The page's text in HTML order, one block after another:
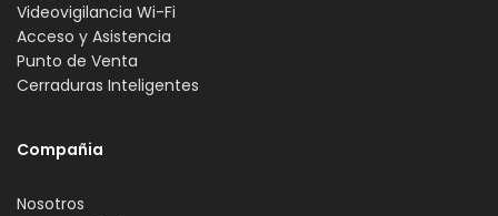
Videovigilancia Wi-Fi
Acceso y Asistencia
Punto de Venta
Cerraduras Inteligentes
Compañia
Nosotros